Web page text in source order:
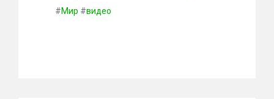
#Мир #видео